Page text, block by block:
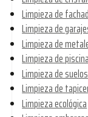
Limpieza de
Limpieza de
Limpieza de
Limpieza de
Limpieza de suelos
Limpieza de
Limpieza ecológica